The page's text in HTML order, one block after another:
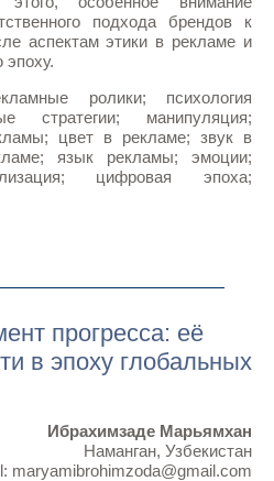
подхода брендов к
аспектам этики в рекламе и
эпоху.
ролики; психология
стратегии; манипуляция;
цвет в рекламе; звук в
язык рекламы; эмоции;
цифровая эпоха;
прогресса: её
в эпоху глобальных
Ибрахимзаде Марьямхан
Наманган, Узбекистан
maryamibrohimzoda@gmail.com